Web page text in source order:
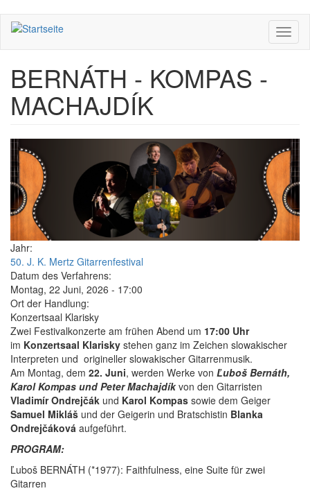
Direkt
zum
Inhalt
BERNÁTH - KOMPAS -
MACHAJDÍK
Jahr:
50. J. K. Mertz Gitarrenfestival
Datum des Verfahrens:
Montag, 22 Juni, 2026 - 17:00
Ort der Handlung:
Konzertsaal Klarisky
Zwei Festivalkonzerte am frühen Abend um 17:00 Uhr
im Konzertsaal Klarisky stehen ganz im Zeichen slowakischer
Interpreten und origineller slowakischer Gitarrenmusik.
Am Montag, dem 22. Juni, werden Werke von Ľuboš Bernáth,
Karol Kompas und Peter Machajdíkvon den Gitarristen
Vladimír Ondrejčák und Karol Kompas sowie dem Geiger
Samuel Mikláš und der Geigerin und Bratschistin Blanka
Ondrejčáková aufgeführt.
PROGRAM:
Ľuboš BERNÁTH (*1977): Faithfulness, eine Suite für zwei
Gitarren